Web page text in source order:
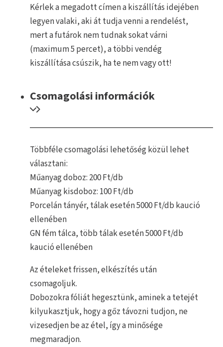
Kérlek a megadott címen a kiszállítás idejében
legyen valaki, aki át tudja venni a rendelést,
mert a futárok nem tudnak sokat várni
(maximum 5 percet), a többi vendég
kiszállítása csúszik, ha te nem vagy ott!
Csomagolási információk
Többféle csomagolási lehetőség közül lehet
választani:
Műanyag doboz: 200 Ft/db
Műanyag kisdoboz: 100 Ft/db
Porcelán tányér, tálak esetén 5000 Ft/db kaució
ellenében
GN fém tálca, több tálak esetén 5000 Ft/db
kaució ellenében
Az ételeket frissen, elkészítés után
csomagoljuk.
Dobozokra fóliát hegesztünk, aminek a tetejét
kilyukasztjuk, hogy a gőz távozni tudjon, ne
vizesedjen be az étel, így a minősége
megmaradjon.